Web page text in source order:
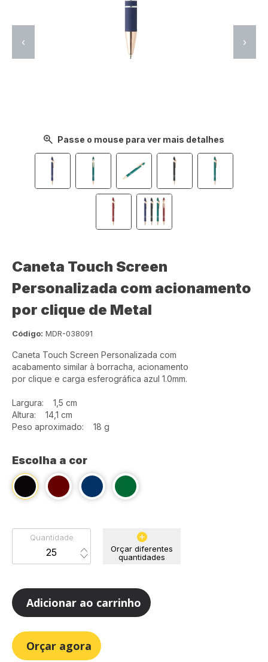
Passe o mouse para ver mais detalhes
‹ ›
Caneta Touch Screen
Personalizada com acionamento
por clique de Metal
Código: MDR-038091
Caneta Touch Screen Personalizada com
acabamento similar à borracha, acionamento
por clique e carga esferográfica azul 1.0mm.
Largura: 1,5 cm
Altura: 14,1 cm
Peso aproximado: 18 g
Escolha a cor
Quantidade
Orçar diferentes
quantidades
Adicionar ao carrinho
Orçar agora